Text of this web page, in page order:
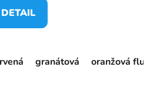
DETAIL
granátová oranžová fluo